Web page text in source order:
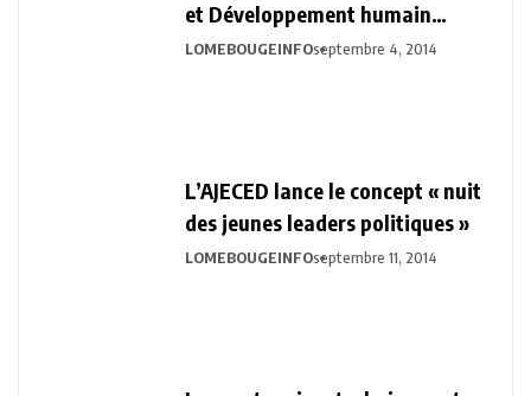
et Développement humain
durable
LOMEBOUGEINFOseptembre 4, 2014
L’AJECED lance le concept « nuit
des jeunes leaders politiques »
LOMEBOUGEINFOseptembre 11, 2014